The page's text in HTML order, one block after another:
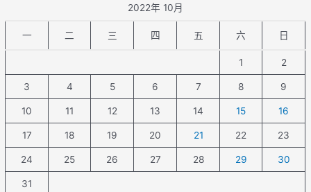
2022年 10月
一 二 三 四 五 六 日
1 2
3 4 5 6 7 8 9
10 11 12 13 14 15 16
17 18 19 20 21 22 23
24 25 26 27 28 29 30
31